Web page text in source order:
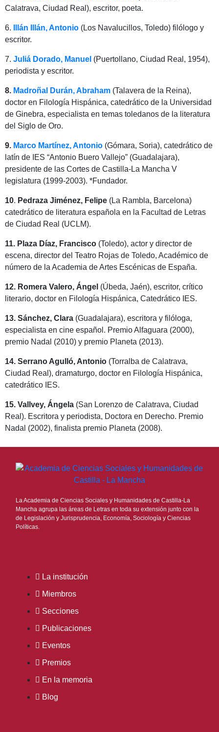
Calatrava, Ciudad Real), escritor, poeta.
6. Illán Illán, Antonio (Los Navalucillos, Toledo) filólogo y
escritor.
7. Juliá Dorado, Manuel (Puertollano, Ciudad Real, 1954),
periodista y escritor.
8. Madroñal Durán, Abraham (Talavera de la Reina),
doctor en Filología Hispánica, catedrático de la Universidad
de Ginebra, especialista en temas toledanos de la literatura
del Siglo de Oro.
9. Marco Martínez, Antonio (Gómara, Soria), catedrático de
latín de IES “Antonio Buero Vallejo” (Guadalajara),
presidente de las Cortes de Castilla-La Mancha V
legislatura (1999-2003). *Fundador.
10. Pedraza Jiménez, Felipe (La Rambla, Barcelona)
catedrático de literatura española en la Facultad de Letras
de Ciudad Real (UCLM).
11. Plaza Díaz, Francisco (Toledo), actor y director de
escena, director del Teatro Rojas de Toledo, Académico de
número de la Academia de Artes Escénicas de España.
12. Romera Valero, Ángel (Úbeda, Jaén), escritor, crítico
literario, doctor en Filología Hispánica, Catedrático IES.
13. Sánchez, Clara (Guadalajara), escritora y filóloga,
especialista en cine español. Premio Alfaguara (2000),
premio Nadal (2010) y premio Planeta (2013).
14. Serrano Agulló, Antonio (Torralba de Calatrava,
Ciudad Real), dramaturgo, doctor en Filología Hispánica,
catedrático IES.
15. Vallvey, Ángela (San Lorenzo de Calatrava, Ciudad
Real). Escritora y periodista, Doctora en Derecho. Premio
Nadal (2002), finalista premio Planeta (2008).
La Academia de Ciencias Sociales y Humanidades de Castilla-La
Mancha agrupa las áreas de Letras en toda su extensión junto con la
de Legislación y Jurisprudencia, Economía, Sociología y Ciencias
Políticas.
La institución
Miembros
Secciones
Publicaciones
Eventos
Premios
En la memoria
Blog